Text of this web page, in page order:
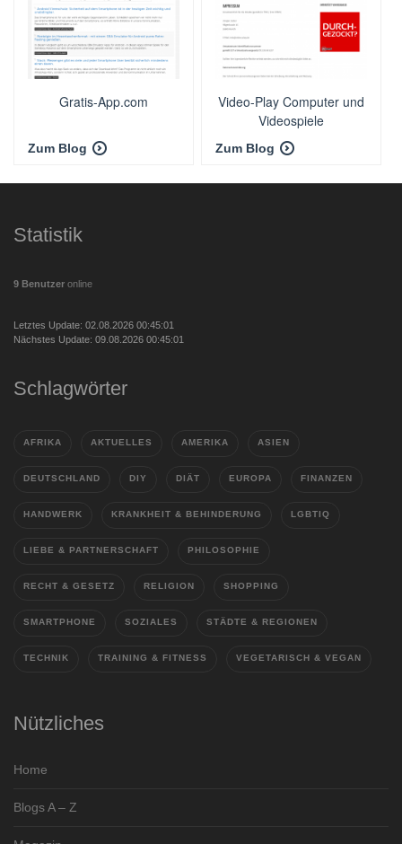
Gratis-App.com
Zum Blog
Video-Play Computer und
Videospiele
Zum Blog
Statistik
9 Benutzer online
Letztes Update: 02.08.2026 00:45:01
Nächstes Update: 09.08.2026 00:45:01
Schlagwörter
AFRIKA AKTUELLES AMERIKA ASIEN
DEUTSCHLAND DIY DIÄT EUROPA FINANZEN
HANDWERK KRANKHEIT & BEHINDERUNG LGBTIQ
LIEBE & PARTNERSCHAFT PHILOSOPHIE
RECHT & GESETZ RELIGION SHOPPING
SMARTPHONE SOZIALES STÄDTE & REGIONEN
TECHNIK TRAINING & FITNESS VEGETARISCH & VEGAN
Nützliches
Home
Blogs A – Z